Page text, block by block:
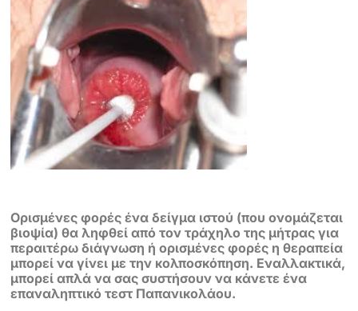
Ορισμένες φορές ένα δείγμα ιστού (που ονομάζεται
βιοψία) θα ληφθεί από τον τράχηλο της μήτρας για
περαιτέρω διάγνωση ή ορισμένες φορές η θεραπεία
μπορεί να γίνει με την κολποσκόπηση. Εναλλακτικά,
μπορεί απλά να σας συστήσουν να κάνετε ένα
επαναληπτικό τεστ Παπανικολάου.